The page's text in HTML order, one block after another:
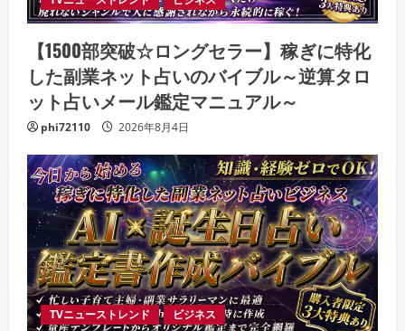
【1500部突破☆ロングセラー】稼ぎに特化
した副業ネット占いのバイブル～逆算タロ
ット占いメール鑑定マニュアル～
phi72110 2026年8月4日
TVニューストレンド ビジネス